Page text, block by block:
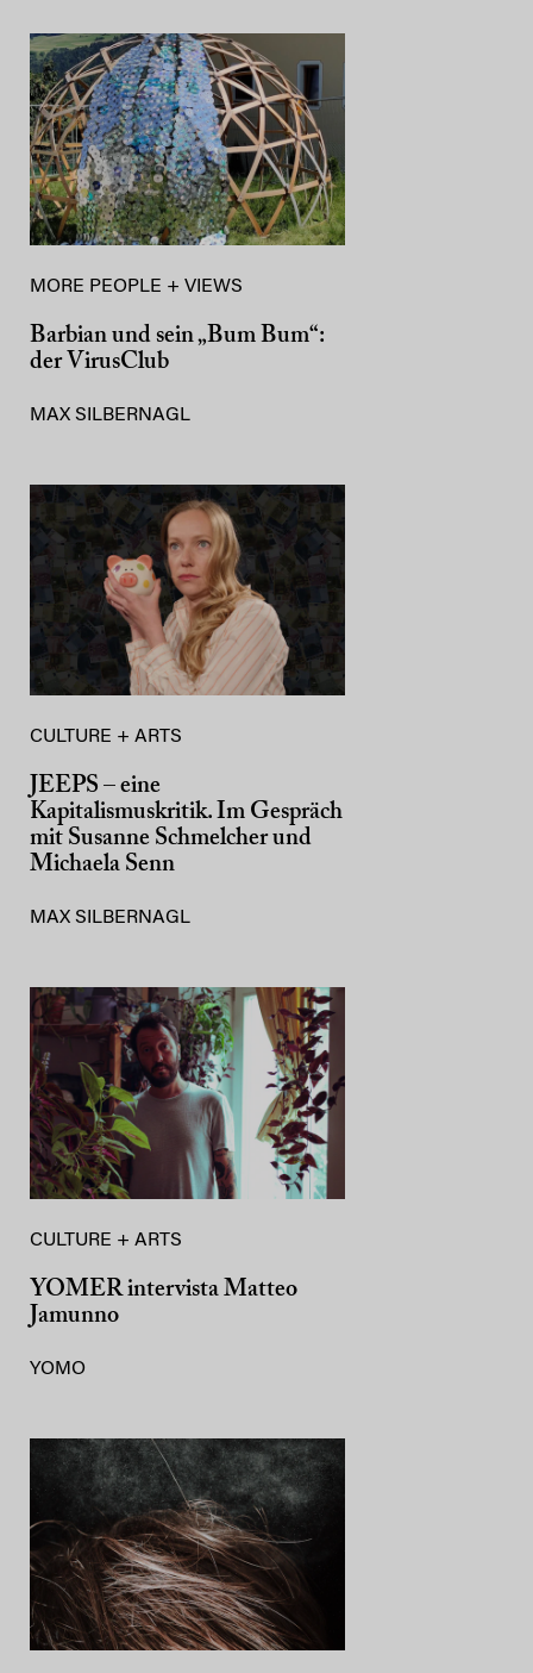
MORE PEOPLE + VIEWS
Barbian und sein „Bum Bum“:
der VirusClub
MAX SILBERNAGL
CULTURE + ARTS
JEEPS – eine
Kapitalismuskritik. Im Gespräch
mit Susanne Schmelcher und
Michaela Senn
MAX SILBERNAGL
CULTURE + ARTS
YOMER intervista Matteo
Jamunno
YOMO